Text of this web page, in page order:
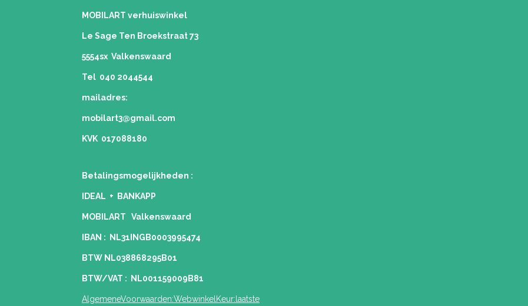
MOBILART verhuiswinkel
Le Sage Ten Broekstraat 73
5554sx Valkenswaard
Tel 040 2044544
mailadres:
mobilart3@gmail.com
KVK 017088180
Betalingsmogelijkheden :
IDEAL + BANKAPP
MOBILART Valkenswaard
IBAN : NL31INGB0003995474
BTW NL038868295B01
BTW/VAT : NL001159009B81
AlgemeneVoorwaarden:WebwinkelKeur:laatste